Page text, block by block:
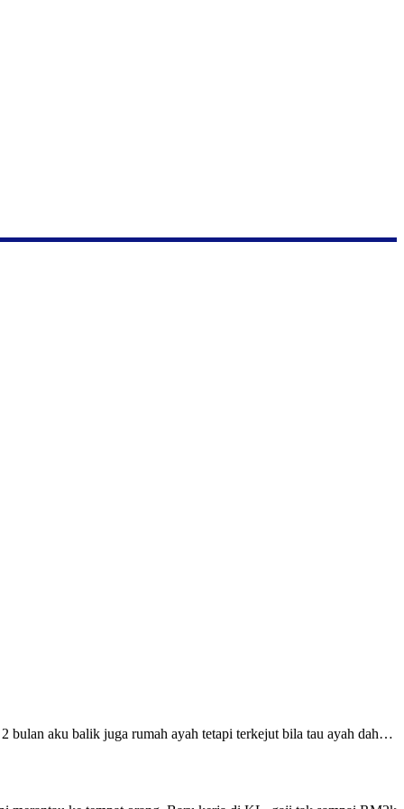
bulan aku balik juga rumah ayah tetapi terkejut bila tau ayah dah…